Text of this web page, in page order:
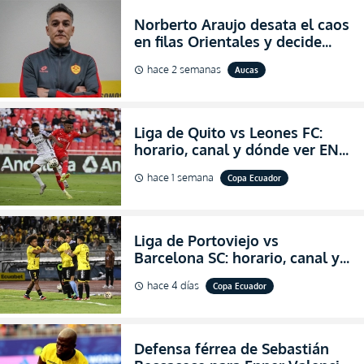
Norberto Araujo desata el caos
en filas Orientales y decide
abandonar la dirección técnica
de Aucas
schedule hace 2 semanas Aucas
Liga de Quito vs Leones FC:
horario, canal y dónde ver EN
VIVO los octavos de final de la
Copa Ecuador 2026
schedule hace 1 semana Copa Ecuador
Liga de Portoviejo vs
Barcelona SC: horario, canal y
dónde ver EN VIVO los octavos
de final de la Copa Ecuador
schedule hace 4 días Copa Ecuador
Defensa férrea de Sebastián